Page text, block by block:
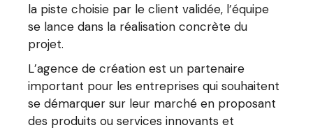
la piste choisie par le client validée, l’équipe
se lance dans la réalisation concrète du
projet.
L’agence de création est un partenaire
important pour les entreprises qui souhaitent
se démarquer sur leur marché en proposant
des produits ou services innovants et